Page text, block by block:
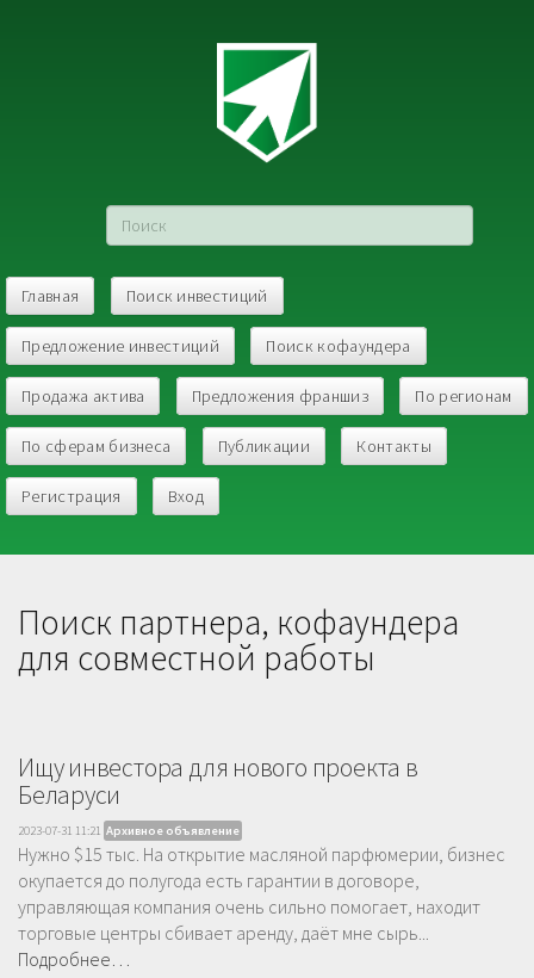
Главная Поиск инвестиций
Предложение инвестиций Поиск кофаундера
Продажа актива Предложения франшиз По регионам
По сферам бизнеса Публикации Контакты
Регистрация Вход
Поиск партнера, кофаундера
для совместной работы
Ищу инвестора для нового проекта в
Беларуси
2023-07-31 11:21 Архивное объявление
Нужно $15 тыс. На открытие масляной парфюмерии, бизнес
окупается до полугода есть гарантии в договоре,
управляющая компания очень сильно помогает, находит
торговые центры сбивает аренду, даёт мне сырь...
Подробнее…